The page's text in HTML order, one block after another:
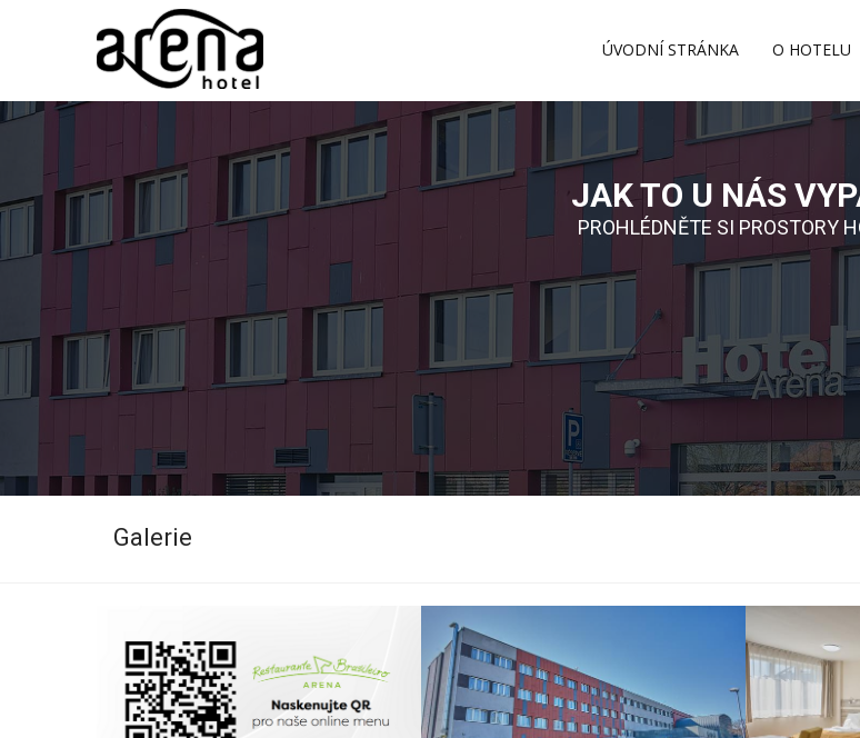
ÚVODNÍ STRÁNKA O HOTELU
JAK TO U NÁS
PROHLÉDNĚTE SI PROSTORY
Galerie